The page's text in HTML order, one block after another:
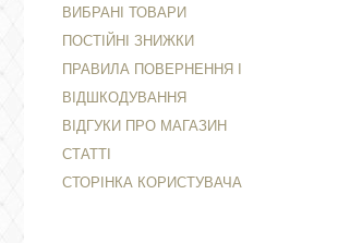
ВИБРАНІ ТОВАРИ
ПОСТІЙНІ ЗНИЖКИ
ПРАВИЛА ПОВЕРНЕННЯ І
ВІДШКОДУВАННЯ
ВІДГУКИ ПРО МАГАЗИН
СТАТТІ
СТОРІНКА КОРИСТУВАЧА